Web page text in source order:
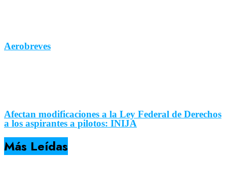
Aerobreves
Afectan modificaciones a la Ley Federal de Derechos
a los aspirantes a pilotos: INIJA
Más Leídas